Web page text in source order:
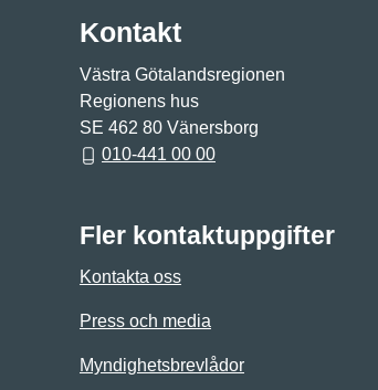
Kontakt
Västra Götalandsregionen
Regionens hus
SE 462 80 Vänersborg
010-441 00 00
Fler kontaktuppgifter
Kontakta oss
Press och media
Myndighetsbrevlådor